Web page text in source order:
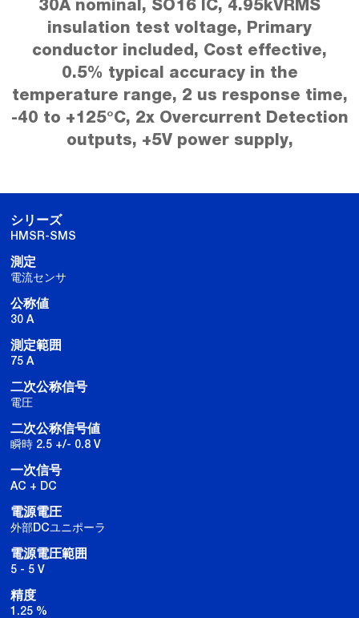
30A nominal, SO16 IC, 4.95kVRMS
insulation test voltage, Primary
conductor included, Cost effective,
0.5% typical accuracy in the
temperature range, 2 us response time,
-40 to +125°C, 2x Overcurrent Detection
outputs, +5V power supply,
シリーズ
HMSR-SMS
測定
電流センサ
公称値
30 A
測定範囲
75 A
二次公称信号
電圧
二次公称信号値
瞬時 2.5 +/- 0.8 V
一次信号
AC + DC
電源電圧
外部DCユニポーラ
電源電圧範囲
5 - 5 V
精度
1.25 %